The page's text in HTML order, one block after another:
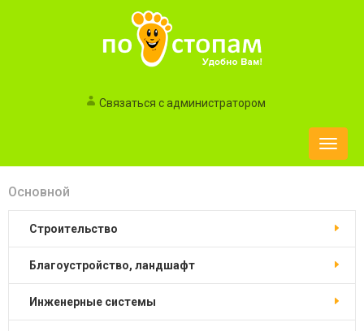
Связаться с администратором
Toggle
Основной
строительство
благоустройство, ландшафт
инженерные системы